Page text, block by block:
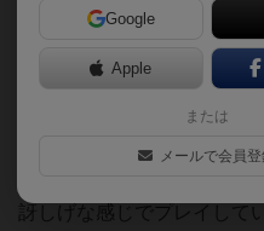
ぽいゲームを買っては、
これまでも、数々の大富豪
たが、「誠」は我が家の一
ルールがちょと複雑だった
訝しげな感じでプレイして
Google
Apple
または
メールで会員登